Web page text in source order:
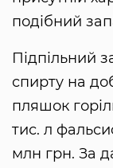
подібний
Підпільний
спирту на
пляшок
тис. л
млн грн. За